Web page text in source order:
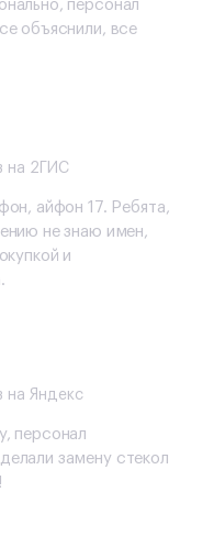
персонал
объяснили, все
на 2ГИС
айфон 17. Ребята,
не знаю имен,
и
на Яндекс
персонал
замену стекол